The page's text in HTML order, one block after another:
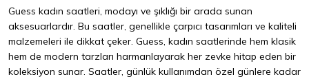
Guess kadın saatleri, modayı ve şıklığı bir arada sunan
aksesuarlardır. Bu saatler, genellikle çarpıcı tasarımları ve kaliteli
malzemeleri ile dikkat çeker. Guess, kadın saatlerinde hem klasik
hem de modern tarzları harmanlayarak her zevke hitap eden bir
koleksiyon sunar. Saatler, günlük kullanımdan özel günlere kadar